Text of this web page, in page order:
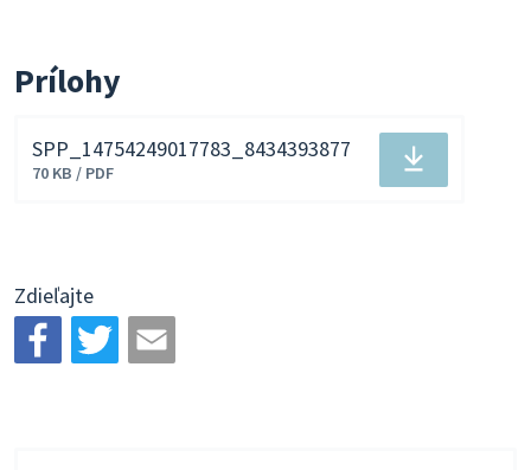
Prílohy
Stiahnuť
SPP_14754249017783_8434393877
70 KB / PDF
Zdieľajte